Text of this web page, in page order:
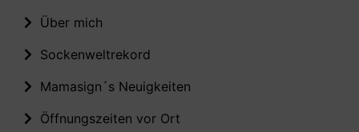
Über mich
Sockenweltrekord
Mamasign´s Neuigkeiten
Öffnungszeiten vor Ort